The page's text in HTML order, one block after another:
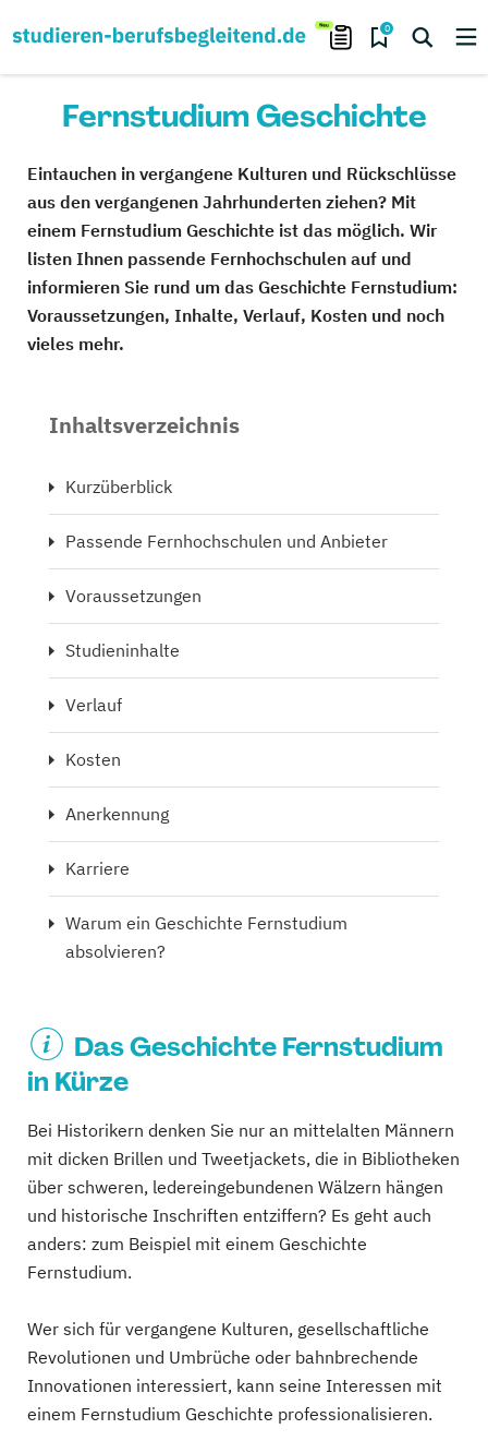
0
Fernstudium Geschichte
Eintauchen in vergangene Kulturen und Rückschlüsse
aus den vergangenen Jahrhunderten ziehen? Mit
einem Fernstudium Geschichte ist das möglich. Wir
listen Ihnen passende Fernhochschulen auf und
informieren Sie rund um das Geschichte Fernstudium:
Voraussetzungen, Inhalte, Verlauf, Kosten und noch
vieles mehr.
Inhaltsverzeichnis
Kurzüberblick
Passende Fernhochschulen und Anbieter
Voraussetzungen
Studieninhalte
Verlauf
Kosten
Anerkennung
Karriere
Warum ein Geschichte Fernstudium
absolvieren?
Das Geschichte Fernstudium
in Kürze
Bei Historikern denken Sie nur an mittelalten Männern
mit dicken Brillen und Tweetjackets, die in Bibliotheken
über schweren, ledereingebundenen Wälzern hängen
und historische Inschriften entziffern? Es geht auch
anders: zum Beispiel mit einem Geschichte
Fernstudium.
Wer sich für vergangene Kulturen, gesellschaftliche
Revolutionen und Umbrüche oder bahnbrechende
Innovationen interessiert, kann seine Interessen mit
einem Fernstudium Geschichte professionalisieren.